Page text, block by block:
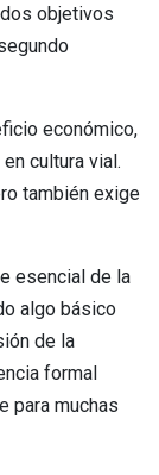
objetivos
económico,
cultura vial.
también exige
esencial de la
algo básico
de la
formal
para muchas